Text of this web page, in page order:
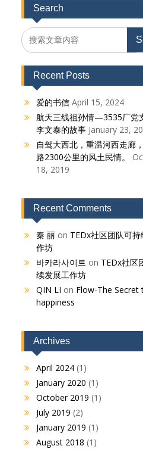
Search
Search
for:
Recent Posts
爱的书信 April 15, 2024
航天三线祖孙情—3535厂党
李文泰的故事 January 23,
自驾大西北，重温河西走廊
路2300公里的风土民情。
18, 2019
Recent Comments
秦 丽on TEDx社区团队可
作坊
바카라사이트 on TEDx社区
续发展工作坊
QIN LI on Flow-The Secret
happiness
Archives
April 2024(1)
January 2020 (1)
October 2019 (1)
July 2019 (2)
January 2019 (1)
August 2018 (1)